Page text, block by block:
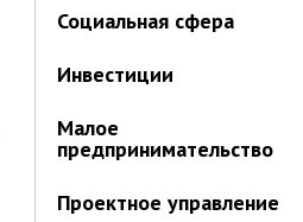
Социальная сфера
Инвестиции
Малое
предпринимательство
Проектное управление